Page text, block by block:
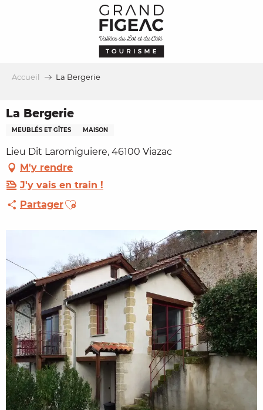
Accueil La Bergerie
La Bergerie
MEUBLÉS ET GÎTES MAISON
Lieu Dit Laromiguiere, 46100 Viazac
M'y rendre
J'y vais en train !
PartagerAjouter aux favoris